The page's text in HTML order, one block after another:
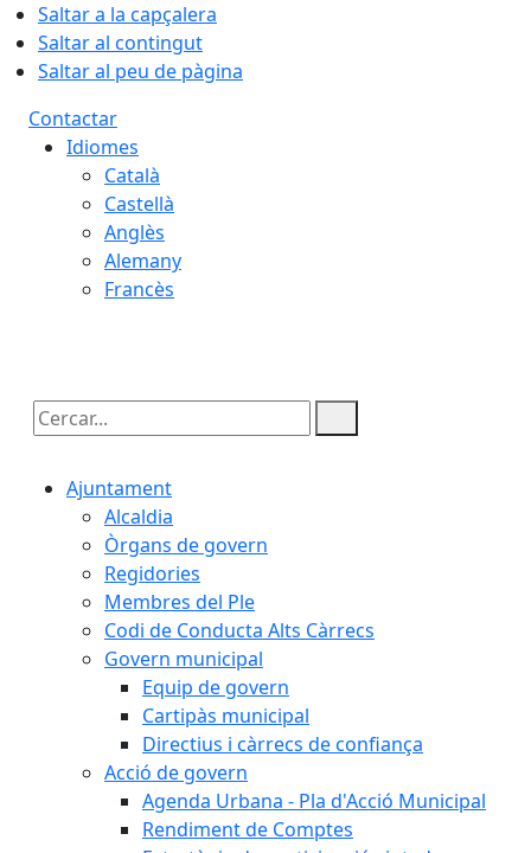
Saltar a la capçalera
Saltar al contingut
Saltar al peu de pàgina
Contactar
Idiomes
Català
Castellà
Anglès
Alemany
Francès
Cercar:
Ajuntament
Alcaldia
Òrgans de govern
Regidories
Membres del Ple
Codi de Conducta Alts Càrrecs
Govern municipal
Equip de govern
Cartipàs municipal
Directius i càrrecs de confiança
Acció de govern
Agenda Urbana - Pla d'Acció Municipal
Rendiment de Comptes